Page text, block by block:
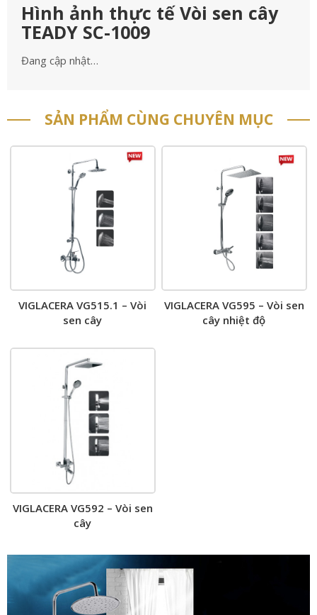
Hình ảnh thực tế Vòi sen cây
TEADY SC-1009
Đang cập nhật…
SẢN PHẨM CÙNG CHUYÊN MỤC
VIGLACERA VG515.1 – Vòi
sen cây
VIGLACERA VG595 – Vòi sen
cây nhiệt độ
VIGLACERA VG592 – Vòi sen
cây